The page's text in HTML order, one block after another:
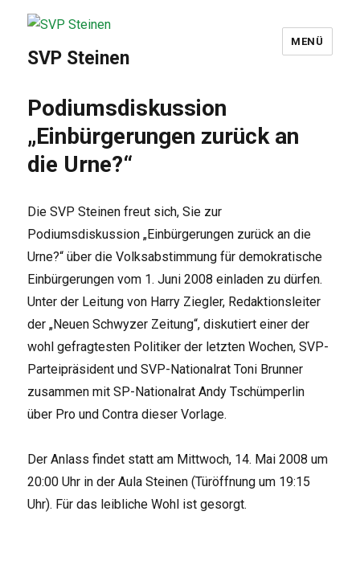
SVP Steinen
MENÜ
Podiumsdiskussion
„Einbürgerungen zurück an
die Urne?“
Die SVP Steinen freut sich, Sie zur
Podiumsdiskussion „Einbürgerungen zurück an die
Urne?“ über die Volksabstimmung für demokratische
Einbürgerungen vom 1. Juni 2008 einladen zu dürfen.
Unter der Leitung von Harry Ziegler, Redaktionsleiter
der „Neuen Schwyzer Zeitung“, diskutiert einer der
wohl gefragtesten Politiker der letzten Wochen, SVP-
Parteipräsident und SVP-Nationalrat Toni Brunner
zusammen mit SP-Nationalrat Andy Tschümperlin
über Pro und Contra dieser Vorlage.
Der Anlass findet statt am Mittwoch, 14. Mai 2008 um
20:00 Uhr in der Aula Steinen (Türöffnung um 19:15
Uhr). Für das leibliche Wohl ist gesorgt.